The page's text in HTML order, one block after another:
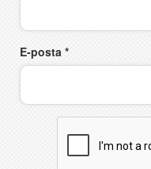
E-posta *